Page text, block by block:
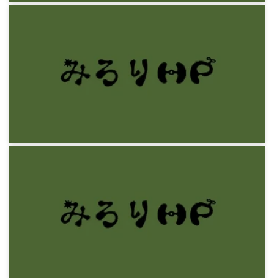
梶井基次郎『檸檬』
上橋菜穂子『獣の奏者』